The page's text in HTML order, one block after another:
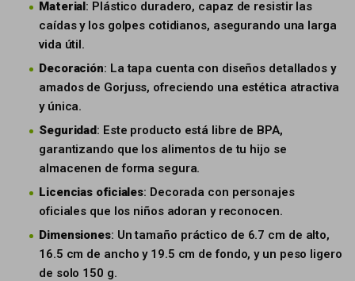
Material: Plástico duradero, capaz de resistir las
caídas y los golpes cotidianos, asegurando una larga
vida útil.
Decoración: La tapa cuenta con diseños detallados y
amados de Gorjuss, ofreciendo una estética atractiva
y única.
Seguridad: Este producto está libre de BPA,
garantizando que los alimentos de tu hijo se
almacenen de forma segura.
Licencias oficiales: Decorada con personajes
oficiales que los niños adoran y reconocen.
Dimensiones: Un tamaño práctico de 6.7 cm de alto,
16.5 cm de ancho y 19.5 cm de fondo, y un peso ligero
de solo 150 g.